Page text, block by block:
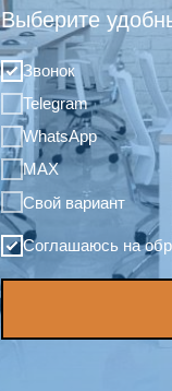
Выберите
Звонок
Telegram
WhatsApp
MAX
Свой вариант
Соглашаюсь на